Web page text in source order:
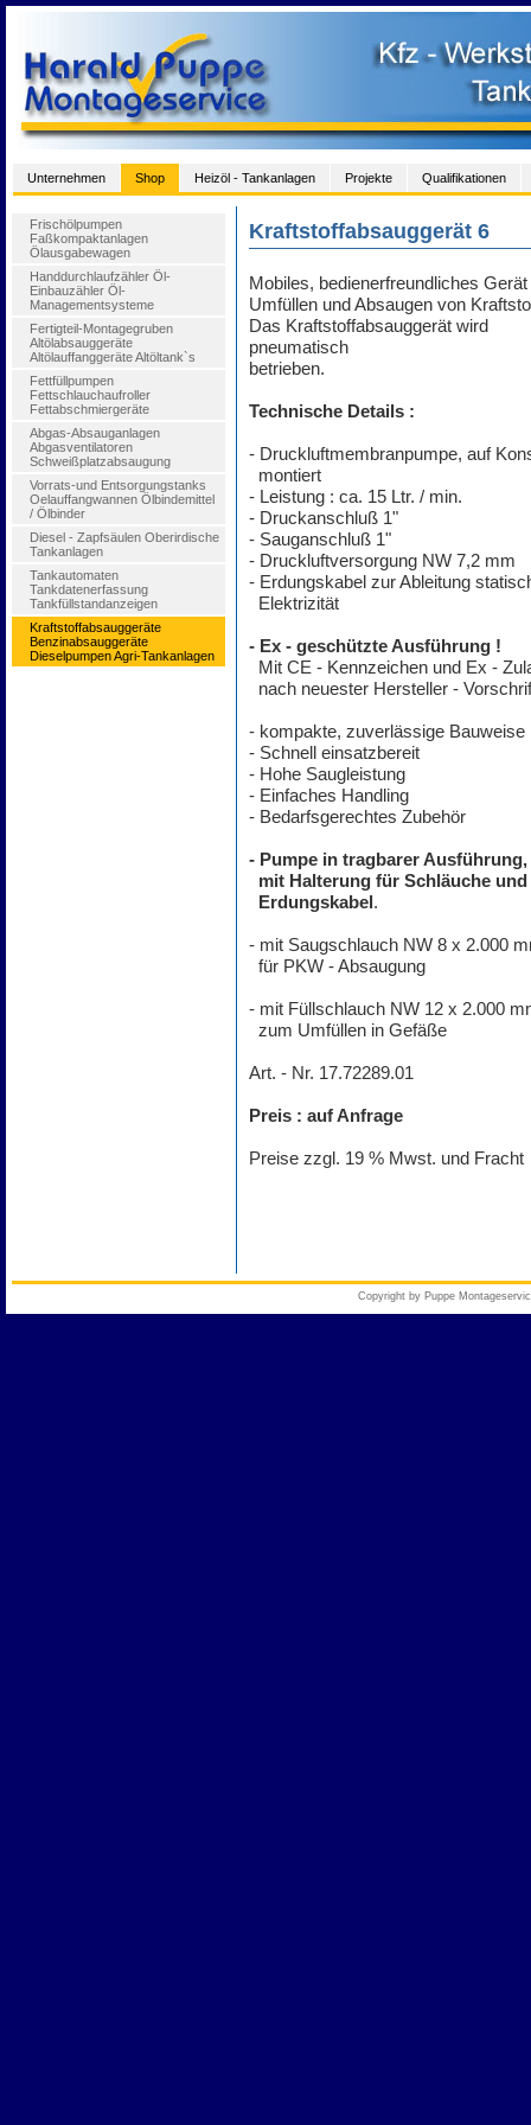
Unternehmen Shop Heizöl - Tankanlagen Projekte Qualifikationen
Kraftstoffabsauggerät 6
Mobiles, bedienerfreundliches
Umfüllen und Absaugen von
Das Kraftstoffabsauggerät wird
pneumatisch
betrieben.
Technische Details :
- Druckluftmembranpumpe, auf
montiert
- Leistung : ca. 15 Ltr. / min.
- Druckanschluß 1"
- Sauganschluß 1"
- Druckluftversorgung NW 7,2 mm
- Erdungskabel zur Ableitung
Elektrizität
- Ex - geschützte Ausführung !
Mit CE - Kennzeichen und Ex -
nach neuester Hersteller -
- kompakte, zuverlässige Bauweise
- Schnell einsatzbereit
- Hohe Saugleistung
- Einfaches Handling
- Bedarfsgerechtes Zubehör
- Pumpe in tragbarer Ausführung,
mit Halterung für Schläuche und
Erdungskabel .
- mit Saugschlauch NW 8 x 2.000
für PKW - Absaugung
- mit Füllschlauch NW 12 x 2.000
zum Umfüllen in Gefäße
Art. - Nr. 17.72289.01
Preis : auf Anfrage
Preise zzgl. 19 % Mwst. und Fracht
Frischölpumpen
Faßkompaktanlagen
Ölausgabewagen
Handdurchlaufzähler Öl-
Einbauzähler Öl-
Managementsysteme
Fertigteil-Montagegruben
Altölabsauggeräte
Altölauffanggeräte Altöltank`s
Fettfüllpumpen
Fettschlauchaufroller
Fettabschmiergeräte
Abgas-Absauganlagen
Abgasventilatoren
Schweißplatzabsaugung
Vorrats-und Entsorgungstanks
Oelauffangwannen Ölbindemittel
/ Ölbinder
Diesel - Zapfsäulen Oberirdische
Tankanlagen
Tankautomaten
Tankdatenerfassung
Tankfüllstandanzeigen
Kraftstoffabsauggeräte
Benzinabsauggeräte
Dieselpumpen Agri-Tankanlagen
Copyright by Puppe